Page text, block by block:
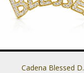
Cadena Blessed D.